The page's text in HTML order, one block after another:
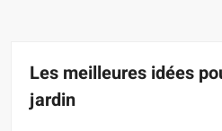
Les meilleures idées
jardin